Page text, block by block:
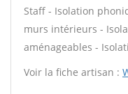
Staff - Isolation
murs intérieurs -
aménageables -
Voir la fiche artisan :